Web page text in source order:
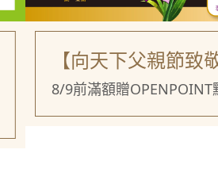
【向天下父親節致敬-
8/9前滿額贈OPENPOINT點